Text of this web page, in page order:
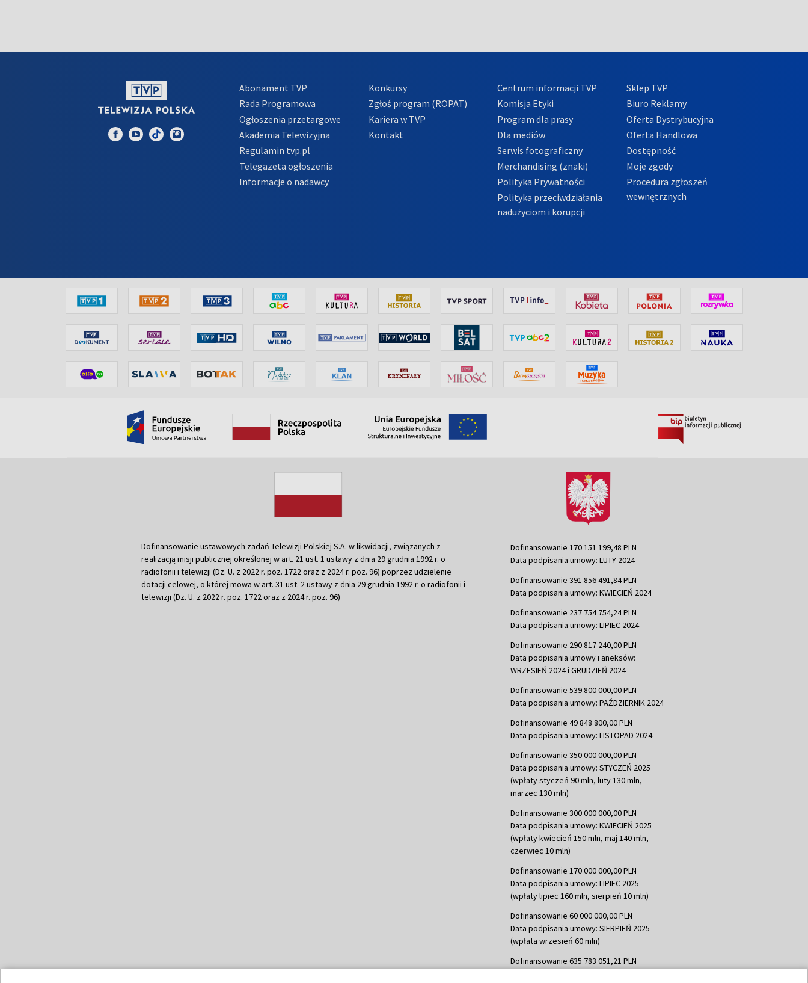
Abonament TVP
Rada Programowa
Ogłoszenia przetargowe
Akademia Telewizyjna
Regulamin tvp.pl
Telegazeta ogłoszenia
Informacje o nadawcy
Konkursy
Zgłoś program (ROPAT)
Kariera w TVP
Kontakt
Centrum informacji TVP
Komisja Etyki
Program dla prasy
Dla mediów
Serwis fotograficzny
Merchandising (znaki)
Polityka Prywatności
Polityka przeciwdziałania
nadużyciom i korupcji
Sklep TVP
Biuro Reklamy
Oferta Dystrybucyjna
Oferta Handlowa
Dostępność
Moje zgody
Procedura zgłoszeń
wewnętrznych
Dofinansowanie ustawowych zadań Telewizji Polskiej S.A. w likwidacji, związanych z
realizacją misji publicznej określonej w art. 21 ust. 1 ustawy z dnia 29 grudnia 1992 r. o
radiofonii i telewizji (Dz. U. z 2022 r. poz. 1722 oraz z 2024 r. poz. 96) poprzez udzielenie
dotacji celowej, o której mowa w art. 31 ust. 2 ustawy z dnia 29 grudnia 1992 r. o radiofonii i
telewizji (Dz. U. z 2022 r. poz. 1722 oraz z 2024 r. poz. 96)
Dofinansowanie 170 151 199,48 PLN
Data podpisania umowy: LUTY 2024
Dofinansowanie 391 856 491,84 PLN
Data podpisania umowy: KWIECIEŃ 2024
Dofinansowanie 237 754 754,24 PLN
Data podpisania umowy: LIPIEC 2024
Dofinansowanie 290 817 240,00 PLN
Data podpisania umowy i aneksów:
WRZESIEŃ 2024 i GRUDZIEŃ 2024
Dofinansowanie 539 800 000,00 PLN
Data podpisania umowy: PAŹDZIERNIK 2024
Dofinansowanie 49 848 800,00 PLN
Data podpisania umowy: LISTOPAD 2024
Dofinansowanie 350 000 000,00 PLN
Data podpisania umowy: STYCZEŃ 2025
(wpłaty styczeń 90 mln, luty 130 mln,
marzec 130 mln)
Dofinansowanie 300 000 000,00 PLN
Data podpisania umowy: KWIECIEŃ 2025
(wpłaty kwiecień 150 mln, maj 140 mln,
czerwiec 10 mln)
Dofinansowanie 170 000 000,00 PLN
Data podpisania umowy: LIPIEC 2025
(wpłaty lipiec 160 mln, sierpień 10 mln)
Dofinansowanie 60 000 000,00 PLN
Data podpisania umowy: SIERPIEŃ 2025
(wpłata wrzesień 60 mln)
Dofinansowanie 635 783 051,21 PLN